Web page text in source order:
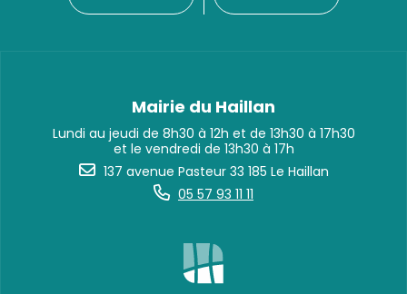
Mairie du Haillan
Lundi au jeudi de 8h30 à 12h et de 13h30 à 17h30
et le vendredi de 13h30 à 17h
137 avenue Pasteur 33 185 Le Haillan
05 57 93 11 11